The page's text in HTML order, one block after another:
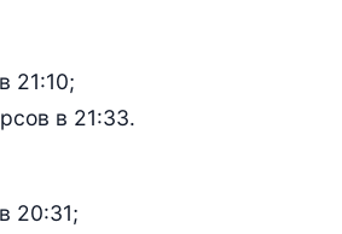
21:10;
в 21:33.
20:31;